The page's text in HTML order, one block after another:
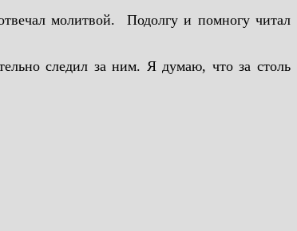
молитвой. Подолгу и помногу читал
следил за ним. Я думаю, что за столь